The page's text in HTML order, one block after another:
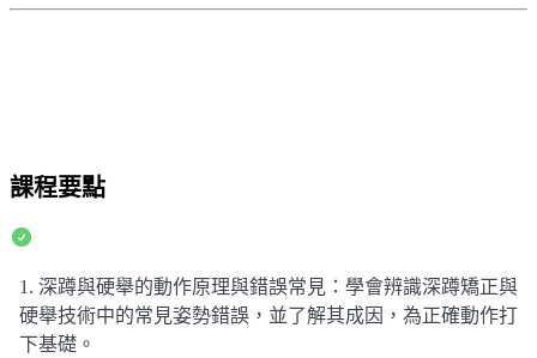
課程要點
1. 深蹲與硬舉的動作原理與錯誤常見：學會辨識深蹲矯正與
硬舉技術中的常見姿勢錯誤，並了解其成因，為正確動作打
下基礎。